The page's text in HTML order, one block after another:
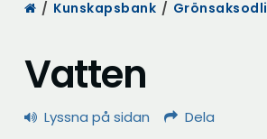
Start
/ Kunskapsbank /
Vatten
Lyssna på sidan Dela